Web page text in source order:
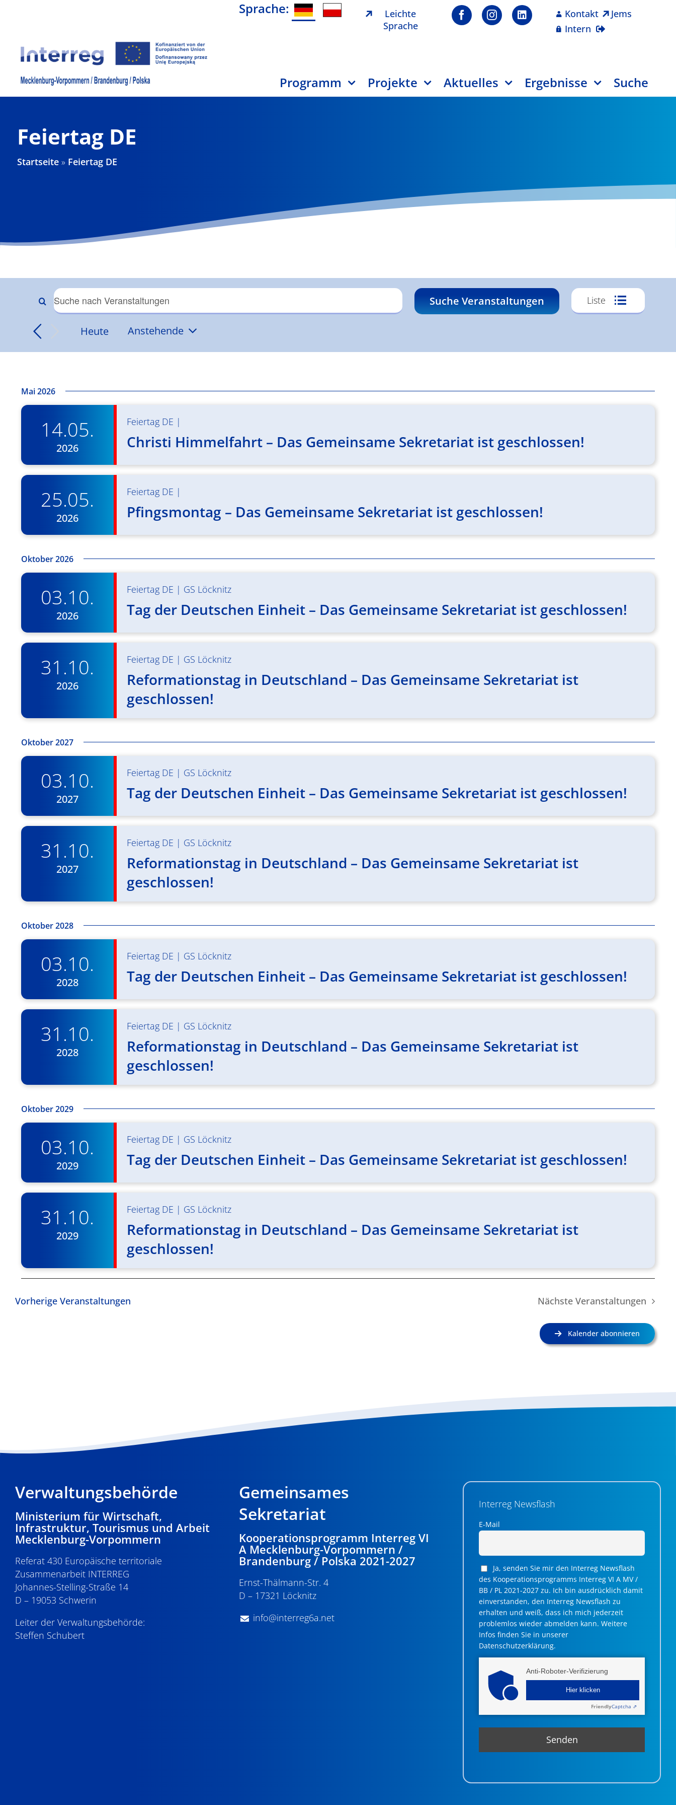
Sprache:
Leichte
Sprache
Kontakt
Jems
Intern
Programm Projekte Aktuelles Ergebnisse Suche
Feiertag DE
Startseite » Feiertag DE
Veranstaltungen
Suche
Ansichten,
Navigation
Bitte
eingeben.
Schlüsselwort.
Suche Veranstaltungen Liste
Heute Anstehende
Datum
Mai 2026
14.05.
2026
Feiertag DE |
Christi Himmelfahrt – Das Gemeinsame Sekretariat ist geschlossen!
25.05.
2026
Feiertag DE |
Pfingsmontag – Das Gemeinsame Sekretariat ist geschlossen!
Oktober 2026
03.10.
2026
Feiertag DE | GS Löcknitz
Tag der Deutschen Einheit – Das Gemeinsame Sekretariat ist geschlossen!
31.10.
2026
Feiertag DE | GS Löcknitz
Reformationstag in Deutschland – Das Gemeinsame Sekretariat ist
geschlossen!
Oktober 2027
03.10.
2027
Feiertag DE | GS Löcknitz
Tag der Deutschen Einheit – Das Gemeinsame Sekretariat ist geschlossen!
31.10.
2027
Feiertag DE | GS Löcknitz
Reformationstag in Deutschland – Das Gemeinsame Sekretariat ist
geschlossen!
Oktober 2028
03.10.
2028
Feiertag DE | GS Löcknitz
Tag der Deutschen Einheit – Das Gemeinsame Sekretariat ist geschlossen!
31.10.
2028
Feiertag DE | GS Löcknitz
Reformationstag in Deutschland – Das Gemeinsame Sekretariat ist
geschlossen!
Oktober 2029
03.10.
2029
Feiertag DE | GS Löcknitz
Tag der Deutschen Einheit – Das Gemeinsame Sekretariat ist geschlossen!
31.10.
2029
Feiertag DE | GS Löcknitz
Reformationstag in Deutschland – Das Gemeinsame Sekretariat ist
geschlossen!
VorherigeVeranstaltungen NächsteVeranstaltungen
Kalender abonnieren
Verwaltungsbehörde
Ministerium für Wirtschaft,
Infrastruktur, Tourismus und Arbeit
Mecklenburg-Vorpommern
Referat 430 Europäische territoriale
Zusammenarbeit INTERREG
Johannes-Stelling-Straße 14
D – 19053 Schwerin
Leiter der Verwaltungsbehörde:
Steffen Schubert
Gemeinsames
Sekretariat
Kooperationsprogramm Interreg VI
A Mecklenburg-Vorpommern /
Brandenburg / Polska 2021-2027
Ernst-Thälmann-Str. 4
D – 17321 Löcknitz
info@interreg6a.net
Interreg Newsflash
E-Mail
Ja, senden Sie mir den Interreg Newsflash
des Kooperationsprogramms Interreg VI A MV /
BB / PL 2021-2027 zu. Ich bin ausdrücklich damit
einverstanden, den Interreg Newsflash zu
erhalten und weiß, dass ich mich jederzeit
problemlos wieder abmelden kann. Weitere
Infos finden Sie in unserer
Datenschutzerklärung.
Anti-Roboter-Verifizierung
Hier klicken
FriendlyCaptcha ⇗